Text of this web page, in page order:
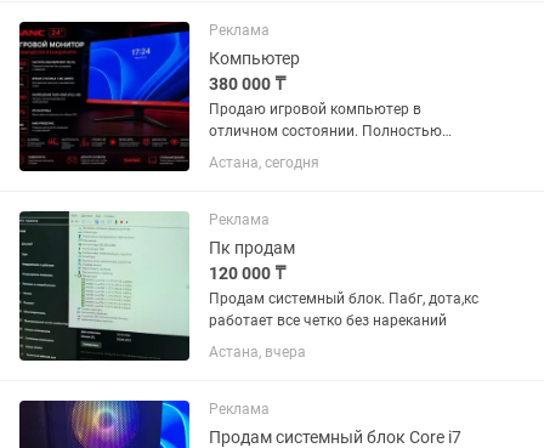
цветокоррекции в DaVinci Resolve и
работы в After...
Реклама
Компьютер
380 000 ₸
Продаю игровой компьютер в
отличном состоянии. Полностью
исправен, работает тихо и стабильно.
Подойдет для современных игр,
Характеристики: - Процессор: Intel
Core...
Астана, сегодня
Реклама
Пк продам
120 000 ₸
Продам системный блок. Пабг, дота,кс
работает все четко без нареканий
Астана, вчера
Реклама
Продам системный блок Core i7